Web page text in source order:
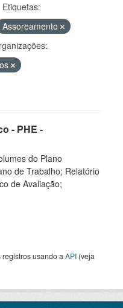
Etiquetas:
Assoreamento
- PHE -
do Plano
de Trabalho; Relatório
de Avaliação;
usando a API (veja